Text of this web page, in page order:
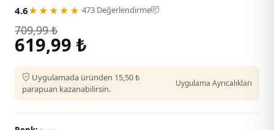
4.6★★★★★ ·473 Değerlendirme
709,99 ₺
619,99 ₺
Uygulamada üründen 15,50 ₺
parapuan kazanabilirsin.
Uygulama Ayrıcalıkları